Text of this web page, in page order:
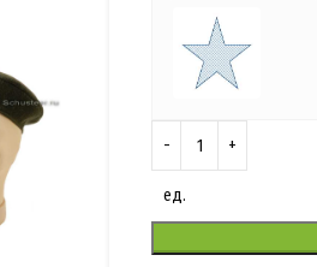
ед.